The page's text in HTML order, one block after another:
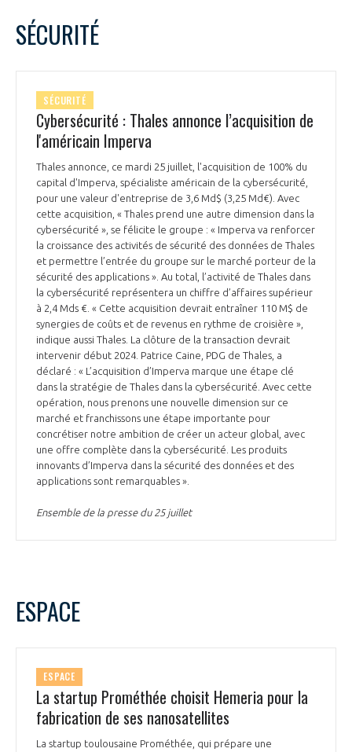
PRÉSENTATION
NOTRE VISION
NOS MISSIONS
NOTRE HISTOIRE
ORGANISATION
LE CONSEIL DU GIFAS
L’ÉQUIPE DU GIFAS
NOS RÉSEAUX À L'INTERNATIONAL
FONCTIONNEMENT
GEADS
COMITÉ AERO PME
STARTAIR
COMMISSIONS ET COMITÉS
ACCOMPAGNEMENT DE NOS ADHÉRENTS
LES PROGRAMMES DU GIFAS
UN ÉCOSYSTÈME INTÉGRÉ ET COHÉRENT
POURQUOI DEVENIR MEMBRE ?
LA MÉDIATION
LA MÉDIATION DANS LA FILIÈRE AÉRONAUTIQUE ET SPATIALE
LE MÉDIATEUR DE LA FILIÈRE AÉRONAUTIQUE ET SPATIALE
MÉDIATION ET CHARTE D’ENGAGEMENT SUR LES RELATIONS ENTRE
CLIENTS ET FOURNISSEURS
LA MÉDIATION AU-DELÀ DE LA FILIÈRE AÉRONAUTIQUE ET SPATIALE
LE SALON DU BOURGET
L'OBSERVATOIRE
CHIFFRES CLÉS
LES ENJEUX
INNOVATION
INTERNATIONALISATION
DOCUMENTS & BROCHURES
RAPPORTS D'ACTIVITÉS
1
2
11
16
17
31
SÉCURITÉ
SÉCURITÉ
Cybersécurité : Thales annonce l’acquisition de
l'américain Imperva
Thales annonce, ce mardi 25 juillet, l'acquisition de 100% du
capital d'Imperva, spécialiste américain de la cybersécurité,
pour une valeur d'entreprise de 3,6 Md$ (3,25 Md€). Avec
cette acquisition, « Thales prend une autre dimension dans la
cybersécurité », se félicite le groupe : « Imperva va renforcer
la croissance des activités de sécurité des données de Thales
et permettre l’entrée du groupe sur le marché porteur de la
sécurité des applications ». Au total, l’activité de Thales dans
la cybersécurité représentera un chiffre d’affaires supérieur
à 2,4 Mds €. « Cette acquisition devrait entraîner 110 M$ de
synergies de coûts et de revenus en rythme de croisière »,
indique aussi Thales. La clôture de la transaction devrait
intervenir début 2024. Patrice Caine, PDG de Thales, a
déclaré : « L’acquisition d’Imperva marque une étape clé
dans la stratégie de Thales dans la cybersécurité. Avec cette
opération, nous prenons une nouvelle dimension sur ce
marché et franchissons une étape importante pour
concrétiser notre ambition de créer un acteur global, avec
une offre complète dans la cybersécurité. Les produits
innovants d’Imperva dans la sécurité des données et des
applications sont remarquables ».
Ensemble de la presse du 25 juillet
ESPACE
ESPACE
La startup Prométhée choisit Hemeria pour la
fabrication de ses nanosatellites
La startup toulousaine Prométhée, qui prépare une
Rejoignez une filière d’excellence et développez
Découvrez les avantages d'adhérer au GIFAS.
Rencontres, salons, données sectorielles,
programmes ...
DEMANDE D’ADHÉSION